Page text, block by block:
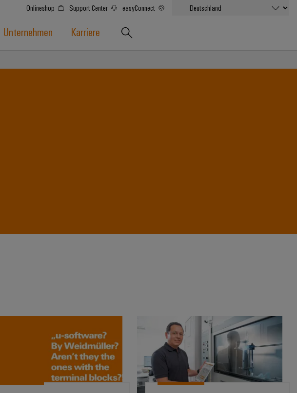
Onlineshop Support Center easyConnect
Unternehmen Karriere
und Energiemanagement
Software from data to value mit u-software *Industrial Analytics*